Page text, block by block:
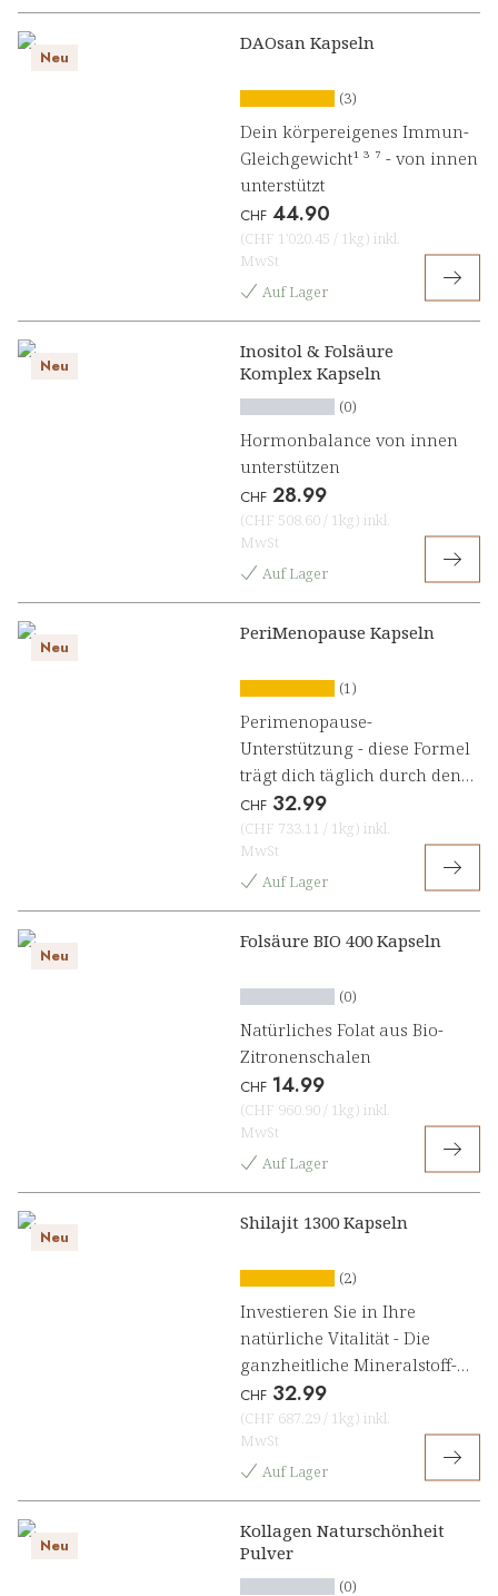
Neu
DAOsan Kapseln
(3)
Dein körpereigenes Immun-
Gleichgewicht¹ ³ ⁷ - von innen
unterstützt
CHF 44.90
(CHF 1'020.45 / 1kg) inkl.
MwSt
Auf Lager
Neu
Inositol & Folsäure
Komplex Kapseln
(0)
Hormonbalance von innen
unterstützen
CHF 28.99
(CHF 508.60 / 1kg) inkl.
MwSt
Auf Lager
Neu
PeriMenopause Kapseln
(1)
Perimenopause-
Unterstützung - diese Formel
trägt dich täglich durch den
Wandel
CHF 32.99
(CHF 733.11 / 1kg) inkl.
MwSt
Auf Lager
Neu
Folsäure BIO 400 Kapseln
(0)
Natürliches Folat aus Bio-
Zitronenschalen
CHF 14.99
(CHF 960.90 / 1kg) inkl.
MwSt
Auf Lager
Neu
Shilajit 1300 Kapseln
(2)
Investieren Sie in Ihre
natürliche Vitalität - Die
ganzheitliche Mineralstoff-
Formel für Energie,
Immunsystem & Zellschutz
CHF 32.99
(CHF 687.29 / 1kg) inkl.
MwSt
Auf Lager
Neu
Kollagen Naturschönheit
Pulver
(0)